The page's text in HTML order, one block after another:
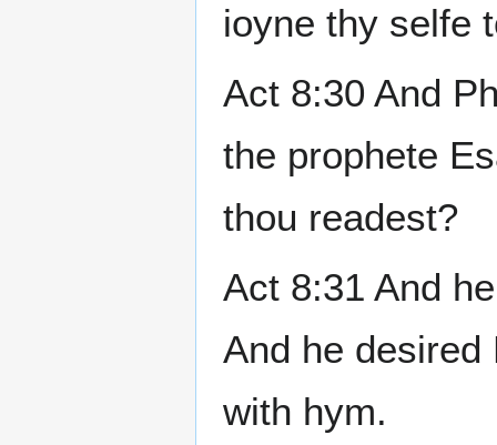
ioyne thy selfe
Act 8:30 And
the prophete
thou readest?
Act 8:31 And
And he desired
with hym.